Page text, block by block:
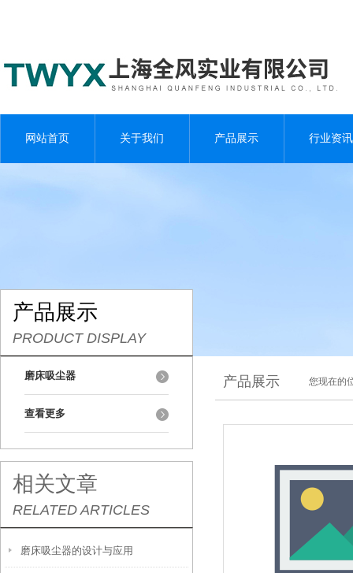
网站首页 关于我们 产品展示 行业资讯
产品展示
PRODUCT DISPLAY
磨床吸尘器
查看更多
相关文章
RELATED ARTICLES
磨床吸尘器的设计与应用
产品展示 您现在的